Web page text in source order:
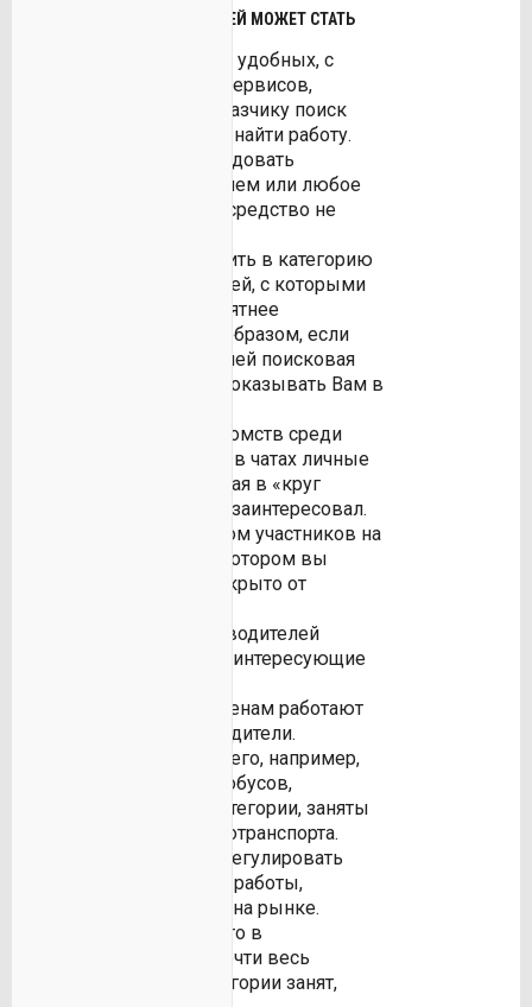
КАК АРЕНДА АВТОМОБИЛЕЙ МОЖЕТ СТАТЬ
Мы ввели несколько удобных, с
нашей точки зрения, сервисов,
которые облегчат заказчику поиск
водителя, а водителю найти работу.
Никогда прежде арендовать
автомобиль с водителем или любое
другое транспортное средство не
Возможность включить в категорию
«избранные» водителей, с которыми
Вам привычнее и приятнее
сотрудничать. Таким образом, если
захотите, этих водителей поисковая
система сайта будет показывать Вам в
Расширить круг знакомств среди
водителей, отправляя в чатах личные
сообщения и приглашая в «круг
доверия» тех, кто Вас заинтересовал.
Создавать чат с числом участников на
Ваше усмотрение, в котором вы
сможете общаться закрыто от
Узнавать, как много водителей
загружены работой в интересующие
Узнавать, по каким ценам работают
интересующие Вас водители.
Узнавать, сколько всего, например,
автомобилей или автобусов,
интересующей Вас категории, заняты
на рынке аренды автотранспорта.
Гибко и оперативно регулировать
стоимость часа своей работы,
анализируя ситуацию на рынке.
Например, отметив, что в
определённые дни почти весь
транспорт Вашей категории занят,